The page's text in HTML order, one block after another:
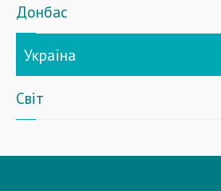
Донбас
Україна
Світ